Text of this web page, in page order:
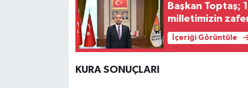
Başkan Toptaş;
milletimizin
İçeriği Görüntüle
KURA SONUÇLARI